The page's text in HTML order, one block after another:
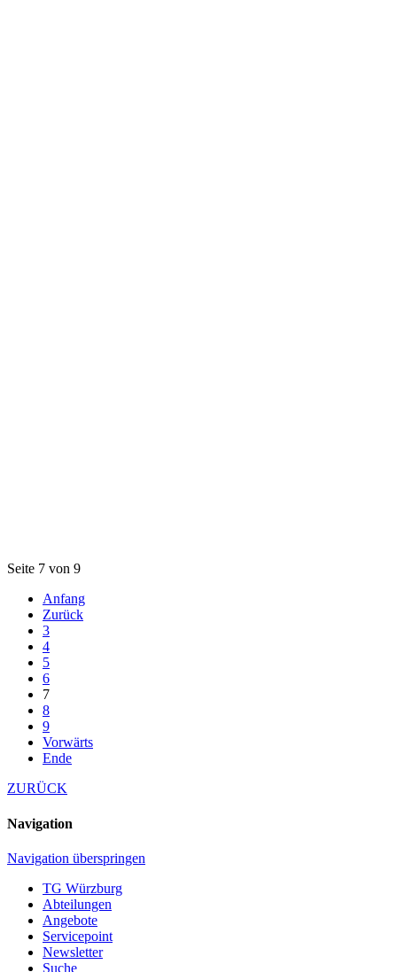
Seite 7 von 9
Anfang
Zurück
3
4
5
6
7
8
9
Vorwärts
Ende
ZURÜCK
Navigation
Navigation überspringen
TG Würzburg
Abteilungen
Angebote
Servicepoint
Newsletter
Suche